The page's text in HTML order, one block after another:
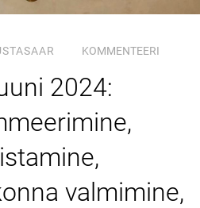
KOMMENTEERI
2024:
valmimine,